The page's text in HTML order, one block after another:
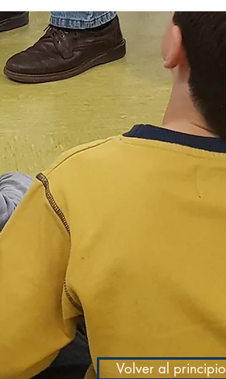
Volver al principio